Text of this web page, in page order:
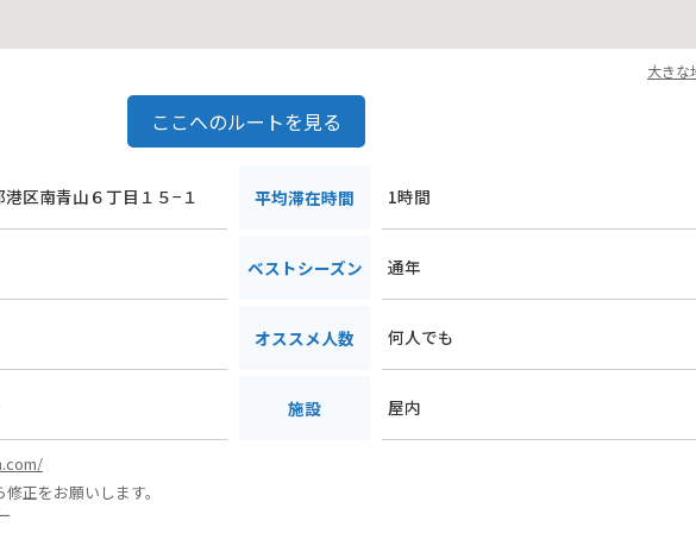
大きな
ここへのルートを見る
区南青山６丁目１５−１ 平均滞在時間 1時間
ベストシーズン 通年
オススメ人数 何人でも
施設 屋内
修正をお願いします。